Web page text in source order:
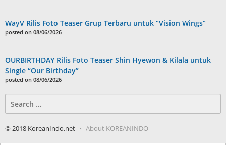
WayV Rilis Foto Teaser Grup Terbaru untuk “Vision Wings”
posted on 08/06/2026
OURBIRTHDAY Rilis Foto Teaser Shin Hyewon & Kilala untuk
Single “Our Birthday”
posted on 08/06/2026
for:
© 2018 KoreanIndo.net About KOREANINDO